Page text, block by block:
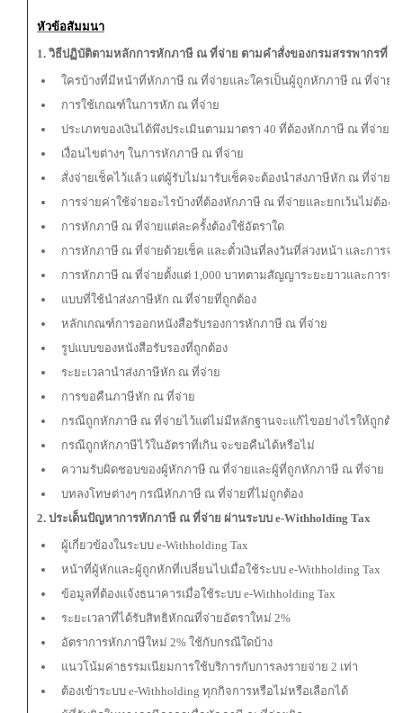
หัวข้อสัมมนา
1. วิธีปฏิบัติตามหลักการหักภาษี ณ ที่จ่าย ตามคำสั่งของกรมสรรพากรที่ ท.
ใครบ้างที่มีหน้าที่หักภาษี ณ ที่จ่ายและใครเป็นผู้ถูกหักภาษี ณ ที่จ่าย
การใช้เกณฑ์ในการหัก ณ ที่จ่าย
ประเภทของเงินได้พึงประเมินตามมาตรา 40 ที่ต้องหักภาษี ณ ที่จ่าย
เงื่อนไขต่างๆ ในการหักภาษี ณ ที่จ่าย
สั่งจ่ายเช็คไว้แล้ว แต่ผู้รับไม่มารับเช็คจะต้องนำส่งภาษีหัก ณ ที่จ่ายห
การจ่ายค่าใช้จ่ายอะไรบ้างที่ต้องหักภาษี ณ ที่จ่ายและยกเว้นไม่ต้อง
การหักภาษี ณ ที่จ่ายแต่ละครั้งต้องใช้อัตราใด
การหักภาษี ณ ที่จ่ายด้วยเช็ค และตั๋วเงินที่ลงวันที่ล่วงหน้า และการจ่า
การหักภาษี ณ ที่จ่ายตั้งแต่ 1,000 บาทตามสัญญาระยะยาวและการจ่
แบบที่ใช้นำส่งภาษีหัก ณ ที่จ่ายที่ถูกต้อง
หลักเกณฑ์การออกหนังสือรับรองการหักภาษี ณ ที่จ่าย
รูปแบบของหนังสือรับรองที่ถูกต้อง
ระยะเวลานำส่งภาษีหัก ณ ที่จ่าย
การขอคืนภาษีหัก ณ ที่จ่าย
กรณีถูกหักภาษี ณ ที่จ่ายไว้แต่ไม่มีหลักฐานจะแก้ไขอย่างไรให้ถูกต้อง
กรณีถูกหักภาษีไว้ในอัตราที่เกิน จะขอคืนได้หรือไม่
ความรับผิดชอบของผู้หักภาษี ณ ที่จ่ายและผู้ที่ถูกหักภาษี ณ ที่จ่าย
บทลงโทษต่างๆ กรณีหักภาษี ณ ที่จ่ายที่ไม่ถูกต้อง
2. ประเด็นปัญหาการหักภาษี ณ ที่จ่าย ผ่านระบบ e-Withholding Tax
ผู้เกี่ยวข้องในระบบ e-Withholding Tax
หน้าที่ผู้หักและผู้ถูกหักที่เปลี่ยนไปเมื่อใช้ระบบ e-Withholding Tax
ข้อมูลที่ต้องแจ้งธนาคารเมื่อใช้ระบบ e-Withholding Tax
ระยะเวลาที่ได้รับสิทธิหักณที่จ่ายอัตราใหม่ 2%
อัตราการหักภาษีใหม่ 2% ใช้กับกรณีใดบ้าง
แนวโน้มค่าธรรมเนียมการใช้บริการกับการลงรายจ่าย 2 เท่า
ต้องเข้าระบบ e-Withholding ทุกกิจการหรือไม่หรือเลือกได้